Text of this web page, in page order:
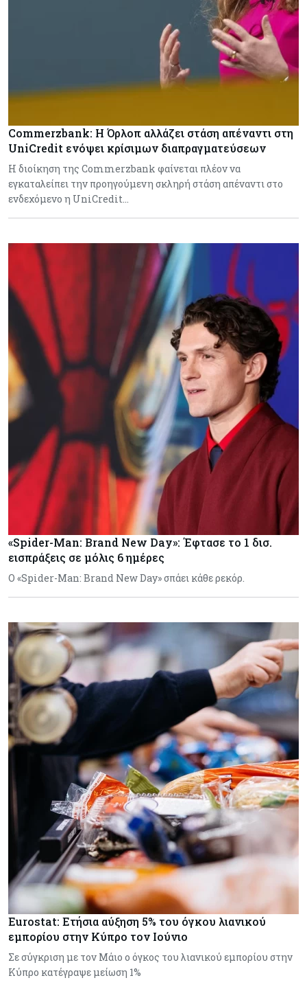
Commerzbank: Η Όρλοπ αλλάζει στάση απέναντι στη
UniCredit ενόψει κρίσιμων διαπραγματεύσεων
H διοίκηση της Commerzbank φαίνεται πλέον να
εγκαταλείπει την προηγούμενη σκληρή στάση απέναντι στο
ενδεχόμενο η UniCredit…
«Spider-Man: Brand New Day»: Έφτασε το 1 δισ.
εισπράξεις σε μόλις 6 ημέρες
Ο «Spider-Man: Brand New Day» σπάει κάθε ρεκόρ.
Eurostat: Ετήσια αύξηση 5% του όγκου λιανικού
εμπορίου στην Κύπρο τον Ιούνιο
Σε σύγκριση με τον Μάιο ο όγκος του λιανικού εμπορίου στην
Κύπρο κατέγραψε μείωση 1%